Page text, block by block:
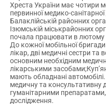
Хреста України має чотири
первинної медико-
Балаклійській районних
Ізюмській міськрайонних
почала працювати в лютому
До кожної мобільної
лікар, дві медичні сестри та
основним необхідним
лікарськими
мають обладнані
медичну та консультативну
гуманітарними
дослідження.